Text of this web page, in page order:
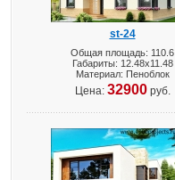
st-24
Общая площадь: 110.6
Габариты: 12.48х11.48
Материал: Пеноблок
Цена: 32900руб.